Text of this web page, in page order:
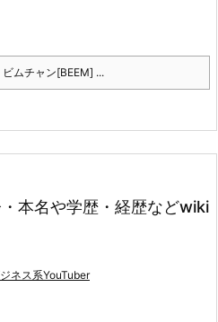
ビムチャン[BEEM] ...
本名や学歴・経歴などwiki
ネス系YouTuber